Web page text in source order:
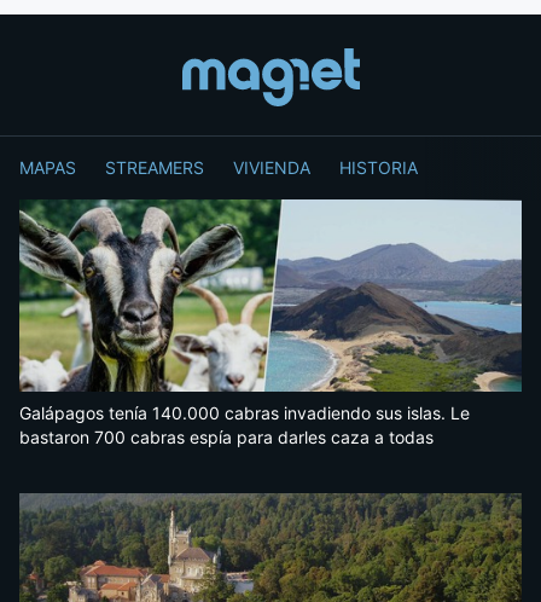
MAPAS STREAMERS VIVIENDA HISTORIA
Galápagos tenía 140.000 cabras invadiendo sus islas. Le
bastaron 700 cabras espía para darles caza a todas